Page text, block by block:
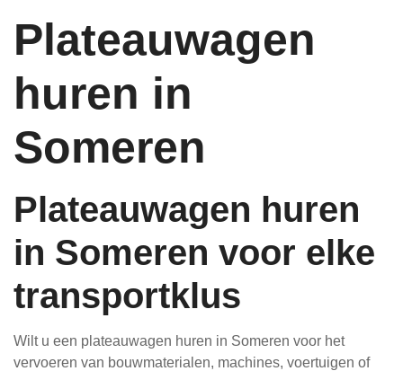
Plateauwagen
huren in
Someren
Plateauwagen huren
in Someren voor elke
transportklus
Wilt u een plateauwagen huren in Someren voor het
vervoeren van bouwmaterialen, machines, voertuigen of